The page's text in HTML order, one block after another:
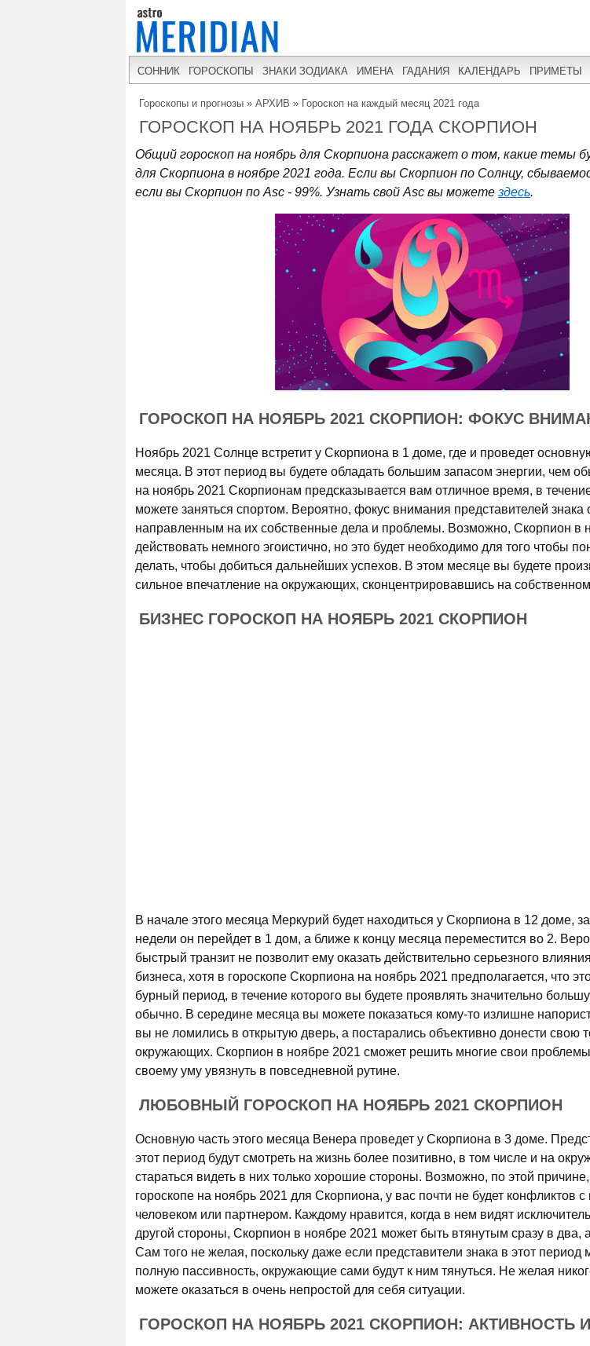
СОННИК ГОРОСКОПЫ ЗНАКИ ЗОДИАКА ИМЕНА ГАДАНИЯ КАЛЕНДАРЬ ПРИМЕТЫ
Гороскопы и прогнозы » АРХИВ » Гороскоп на каждый месяц 2021 года
ГОРОСКОП НА НОЯБРЬ 2021 ГОДА СКОРПИОН
Общий гороскоп на ноябрь для Скорпиона расскажет о том, какие темы
для Скорпиона в ноябре 2021 года. Если вы Скорпион по Солнцу,
если вы Скорпион по Asc - 99%. Узнать свой Asc вы можете здесь.
ГОРОСКОП НА НОЯБРЬ 2021 СКОРПИОН: ФОКУС
Ноябрь 2021 Солнце встретит у Скорпиона в 1 доме, где и проведет
месяца. В этот период вы будете обладать большим запасом энергии, чем
на ноябрь 2021 Скорпионам предсказывается вам отличное время, в
можете заняться спортом. Вероятно, фокус внимания представителей знака
направленным на их собственные дела и проблемы. Возможно, Скорпион в
действовать немного эгоистично, но это будет необходимо для того чтобы
делать, чтобы добиться дальнейших успехов. В этом месяце вы будете
сильное впечатление на окружающих, сконцентрировавшись на
БИЗНЕС ГОРОСКОП НА НОЯБРЬ 2021 СКОРПИОН
В начале этого месяца Меркурий будет находиться у Скорпиона в 12 доме,
недели он перейдет в 1 дом, а ближе к концу месяца переместится во 2.
быстрый транзит не позволит ему оказать действительно серьезного
бизнеса, хотя в гороскопе Скорпиона на ноябрь 2021 предполагается, что
бурный период, в течение которого вы будете проявлять значительно
обычно. В середине месяца вы можете показаться кому-то излишне
вы не ломились в открытую дверь, а постарались объективно донести свою
окружающих. Скорпион в ноябре 2021 сможет решить многие свои
своему уму увязнуть в повседневной рутине.
ЛЮБОВНЫЙ ГОРОСКОП НА НОЯБРЬ 2021 СКОРПИОН
Основную часть этого месяца Венера проведет у Скорпиона в 3 доме.
этот период будут смотреть на жизнь более позитивно, в том числе и на
стараться видеть в них только хорошие стороны. Возможно, по этой причине,
гороскопе на ноябрь 2021 для Скорпиона, у вас почти не будет
человеком или партнером. Каждому нравится, когда в нем видят
другой стороны, Скорпион в ноябре 2021 может быть втянутым сразу в два,
Сам того не желая, поскольку даже если представители знака в этот период
полную пассивность, окружающие сами будут к ним тянуться. Не желая
можете оказаться в очень непростой для себя ситуации.
ГОРОСКОП НА НОЯБРЬ 2021 СКОРПИОН: АКТИВНОСТЬ